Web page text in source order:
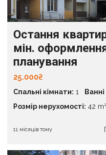
Остання
мін.
планування
25.000₴
Спальні кімнати: 1
Розмір нерухомості: 42 m²
11 місяців тому